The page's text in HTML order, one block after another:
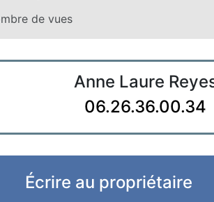
de vues
Anne Laure
06.26.36.00.34
Écrire au propriétaire